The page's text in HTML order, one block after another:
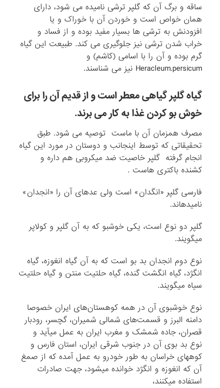
ساقه و برگ آن که گلپر ترشی نامیده می شود، دارای
همان خواص است و خوردن آن با خوراک و یا
افزودنش به ترشی ها بسیار مفید بوده و از فساد و
خراب شدن ترشی نیز جلوگیری می کند. طبیعت این گیاه
گرم بوده و آن را با اسامی (کاشم) و
Heracleum.persicum نیز می شناسند.
گیاه گلپر گیاهی معطر است و از قدیم آن را برای
خوش بو کردن غذا به کار می برند.
مصرف همزمان آن با ماست توصیه می شود. طبق
تحقیقاتی که توسط اینجانب و دوستان در مورد این گیاه
انجام گرفته گلپر خاصیت ضد میکروبی هم داره و
کشنده باکتری هاست .
فارسى گلپر «انگدان» است ولى عده‏اى آن را «انجدان»
نامیده‏اند.
گلپر دو نوع است، یکى خوشبو که به آن گلپر و کولاپر
می‏گویند.
نوع دوم انجدان بد بو است که به آن گیاه انغوزه، گیاه
انگژد، گیاه انگشت گنده، گیاه حلتیت منتن و گیاه حلتیت
سیاه می‏گویند.
نوع خوشبوى آن در همه کوهستان‌هاى ایران خصوصا
دامنه البرز و قسمت‌هاى شمالى شمیران، گچسر، رودبار
قصران، جاده شمشک و مغرب ایران به عمل می‏آید و
نوع بد بوى آن در جنوب شرقى ایران، استان فارس و
کوه‏هاى خراسان به طور خودرو به عمل آمده که از صمغ
آن که انغوزه و انگژد خوانده می‏شود، جهت صادرات
استفاده می‏کنند،